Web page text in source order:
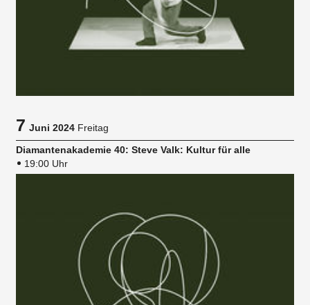
7Juni 2024 Freitag
Diamantenakademie 40: Steve Valk: Kultur für alle
19:00 Uhr